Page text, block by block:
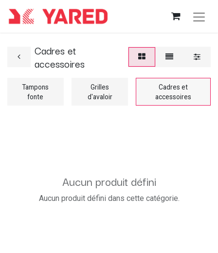
Cadres et
accessoires
Tampons
fonte
Grilles
d'avaloir
Cadres et
accessoires
Aucun produit défini
Aucun produit défini dans cette catégorie.